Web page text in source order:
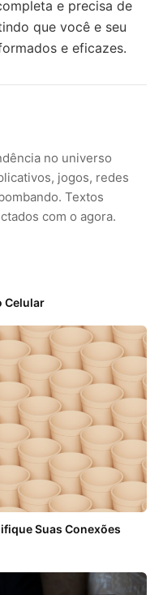
e precisa de
que você e seu
e eficazes.
no universo
jogos, redes
Textos
com o agora.
Celular
Suas Conexões